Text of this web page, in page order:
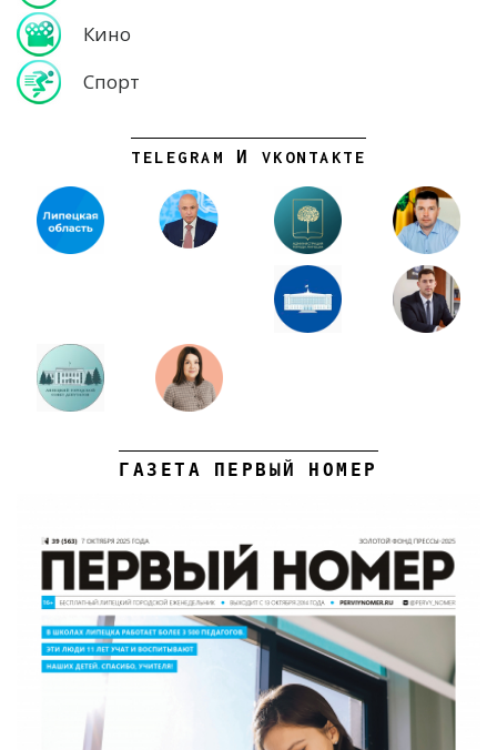
Кино
Спорт
TELEGRAM И VKONTAKTE
ГАЗЕТА ПЕРВЫЙ НОМЕР